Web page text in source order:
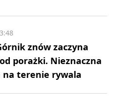
znów zaczyna
porażki. Nieznaczna
na terenie rywala